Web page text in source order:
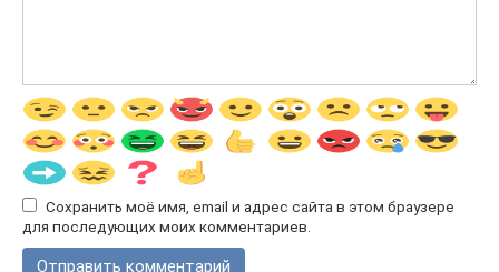
Сохранить моё имя, email и адрес сайта в этом браузере
для последующих моих комментариев.